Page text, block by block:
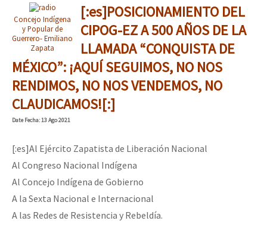
Concejo Indígena
y Popular de
Guerrero- Emiliano
Zapata
[:es]POSICIONAMIENTO DEL
CIPOG-EZ A 500 AÑOS DE LA
LLAMADA “CONQUISTA DE
MÉXICO”: ¡AQUÍ SEGUIMOS, NO NOS
RENDIMOS, NO NOS VENDEMOS, NO
CLAUDICAMOS![:]
DateFecha: 13 Ago 2021
[:es]Al Ejército Zapatista de Liberación Nacional
Al Congreso Nacional Indígena
Al Concejo Indígena de Gobierno
A la Sexta Nacional e Internacional
A las Redes de Resistencia y Rebeldía.